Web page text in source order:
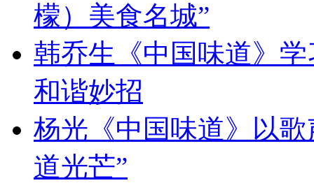
檬）美食名城”
韩乔生《中国味道》
和谐妙招
杨光《中国味道》以
道光芒”